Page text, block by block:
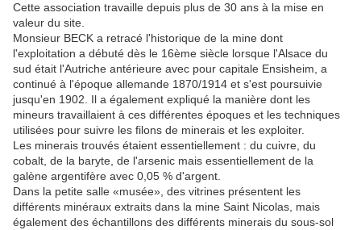
Cette association travaille depuis plus de 30 ans à la mise en
valeur du site.
Monsieur BECK a retracé l'historique de la mine dont
l'exploitation a débuté dès le 16ème siècle lorsque l'Alsace du
sud était l'Autriche antérieure avec pour capitale Ensisheim, a
continué à l'époque allemande 1870/1914 et s'est poursuivie
jusqu'en 1902. Il a également expliqué la manière dont les
mineurs travaillaient à ces différentes époques et les techniques
utilisées pour suivre les filons de minerais et les exploiter.
Les minerais trouvés étaient essentiellement : du cuivre, du
cobalt, de la baryte, de l'arsenic mais essentiellement de la
galène argentifère avec 0,05 % d'argent.
Dans la petite salle «musée», des vitrines présentent les
différents minéraux extraits dans la mine Saint Nicolas, mais
également des échantillons des différents minerais du sous-sol